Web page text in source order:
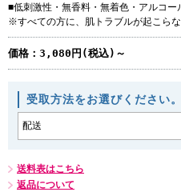
■低刺激性・無香料・無着色・アルコー
※すべての方に、肌トラブルが起こら
価格： 3,080円(税込)～
受取方法をお選びください。
送料表はこちら
返品について